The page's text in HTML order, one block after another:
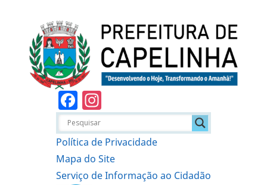
Facebook
Política de Privacidade
Mapa do Site
Serviço de Informação ao Cidadão